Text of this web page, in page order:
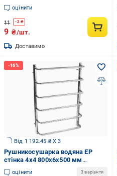
оцінити
11 -2₴
9 ₴/шт.
Доставимо
Від 1 192.45 ₴ X 3
Рушникосушарка водяна EP
стінка 4х4 800х6х500 мм
(PS0127)
оцінити 3 варіанти